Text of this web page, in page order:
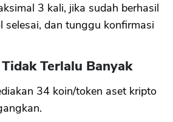
3 kali, jika sudah berhasil
selesai, dan tunggu konfirmasi
Terlalu Banyak
34 koin/token aset kripto